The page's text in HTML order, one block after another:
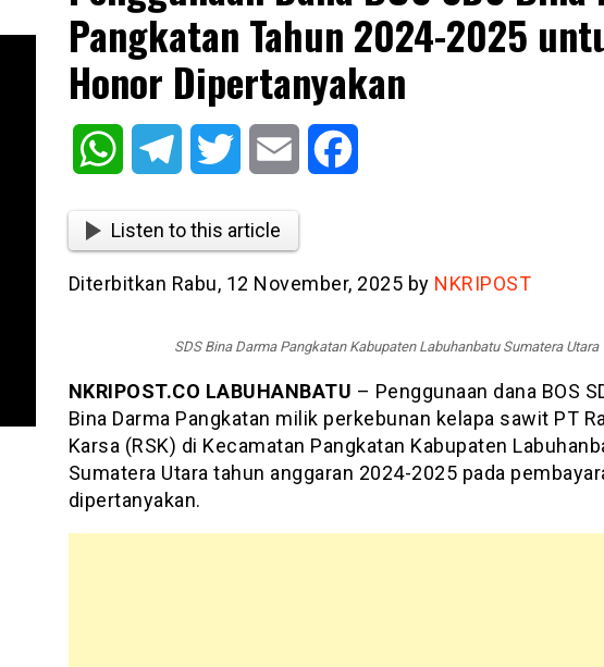
Pangkatan Tahun 2024-2025
Honor Dipertanyakan
WhatsAppTelegram Twitter Email
Listen to this article
Diterbitkan Rabu, 12 November, 2025 by NKRIPOST
SDS Bina Darma Pangkatan Kabupaten Labuhanbatu Sumatera Utara
NKRIPOST.CO LABUHANBATU – Penggunaan dana BOS
Bina Darma Pangkatan milik perkebunan kelapa sawit PT
Karsa (RSK) di Kecamatan Pangkatan Kabupaten
Sumatera Utara tahun anggaran 2024-2025 pada
dipertanyakan.